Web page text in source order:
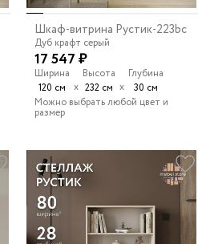
Шкаф-витрина Рустик-223bc
Дуб крафт серый
17 547 ₽
Ширина
120 см
х
Высота
232 см х
Глубина
30 см
Можно выбрать любой цвет и
размер